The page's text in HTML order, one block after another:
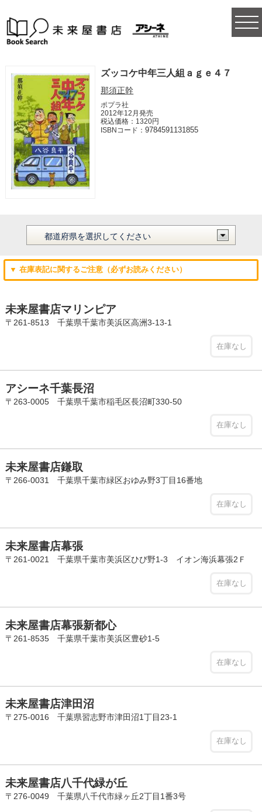
ズッコケ中年三人組ａｇｅ４７
那須正幹
ポプラ社
2012年12月発売
税込価格：1320円
ISBNコード：9784591131855
▼ 在庫表記に関するご注意（必ずお読みください）
未来屋書店マリンピア
〒261-8513 千葉県千葉市美浜区高洲3-13-1
在庫なし
アシーネ千葉長沼
〒263-0005 千葉県千葉市稲毛区長沼町330-50
在庫なし
未来屋書店鎌取
〒266-0031 千葉県千葉市緑区おゆみ野3丁目16番地
在庫なし
未来屋書店幕張
〒261-0021 千葉県千葉市美浜区ひび野1-3 イオン海浜幕張2Ｆ
在庫なし
未来屋書店幕張新都心
〒261-8535 千葉県千葉市美浜区豊砂1-5
在庫なし
未来屋書店津田沼
〒275-0016 千葉県習志野市津田沼1丁目23-1
在庫なし
未来屋書店八千代緑が丘
〒276-0049 千葉県八千代市緑ヶ丘2丁目1番3号